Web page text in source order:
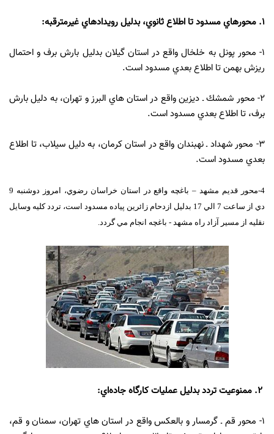
1. محورهاي مسدود تا اطلاع ثانوي، بدليل رويدادهاي غيرمترقبه:
1- محور پونل به خلخال واقع در استان گيلان بدليل بارش برف و احتمال
ريزش بهمن تا اطلاع بعدي مسدود است.
2- محور شمشك ـ ديزين واقع در استان ‌هاي البرز و تهران، به دليل بارش
برف، تا اطلاع بعدي مسدود است.
3- محور شهداد ـ نهبندان واقع در استان کرمان، به دليل سيلاب، تا اطلاع
بعدي مسدود است.
4-محور قديم مشهد – باغچه واقع در استان خراسان رضوي، امروز دوشنبه 9
دي از ساعت 7 الي 17 بدليل ازدحام زائرين پياده مسدود است، تردد كليه وسايل
نقليه از مسير آزاد راه مشهد - باغچه انجام مي گردد.
1- محور قم ـ گرمسار و بالعكس واقع در استان هاي تهران‏، سمنان و قم،